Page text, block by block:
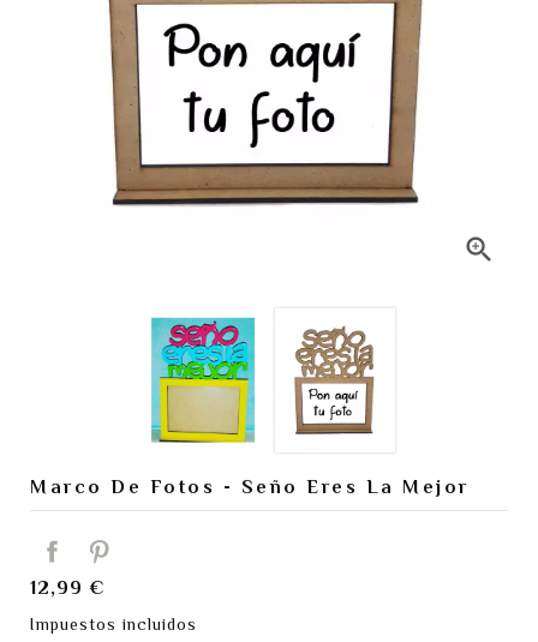

Marco De Fotos - Seño Eres La Mejor
12,99 €
Impuestos incluidos